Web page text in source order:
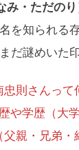
み・ただの
を知られる
だ謎めいた
忠則さんって
歴や学歴（大
父親・兄弟・